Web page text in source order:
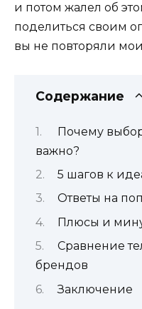
и потом жалел об
поделиться своим
вы не повторяли
Содержание
Почему
важно?
5 шагов к
Ответы на
Плюсы и
Сравнение
брендов
Заключение